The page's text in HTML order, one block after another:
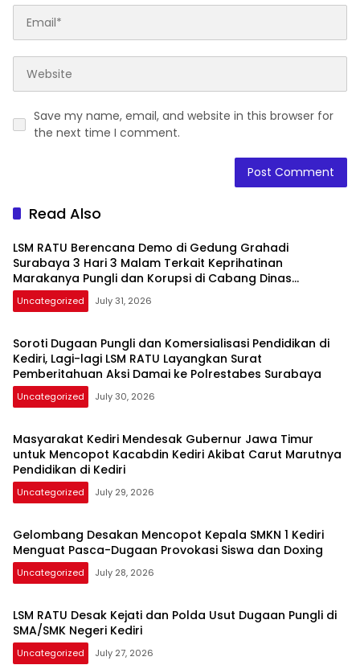
Save my name, email, and website in this browser for
the next time I comment.
Read Also
LSM RATU Berencana Demo di Gedung Grahadi
Surabaya 3 Hari 3 Malam Terkait Keprihatinan
Marakanya Pungli dan Korupsi di Cabang Dinas
Pendidikan Kediri
Uncategorized July 31, 2026
Soroti Dugaan Pungli dan Komersialisasi Pendidikan di
Kediri, Lagi-lagi LSM RATU Layangkan Surat
Pemberitahuan Aksi Damai ke Polrestabes Surabaya
Uncategorized July 30, 2026
Masyarakat Kediri Mendesak Gubernur Jawa Timur
untuk Mencopot Kacabdin Kediri Akibat Carut Marutnya
Pendidikan di Kediri
Uncategorized July 29, 2026
Gelombang Desakan Mencopot Kepala SMKN 1 Kediri
Menguat Pasca-Dugaan Provokasi Siswa dan Doxing
Uncategorized July 28, 2026
LSM RATU Desak Kejati dan Polda Usut Dugaan Pungli di
SMA/SMK Negeri Kediri
Uncategorized July 27, 2026